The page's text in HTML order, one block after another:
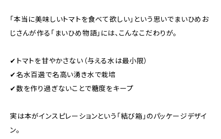
「本当に美味しいトマトを食べて欲しい」という思いでまいひめお
じさんが作る「まいひめ物語」には、こんなこだわりが。
✔トマトを甘やかさない（与える水は最小限）
✔名水百選で名高い湧き水で栽培
✔数を作り過ぎないことで糖度をキープ
実は本がインスピレーションという「結び箱」のパッケージデザイ
ン。